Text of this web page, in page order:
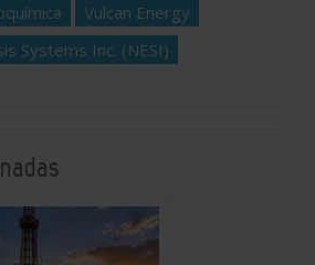
Vulcan Energy
Systems Inc. (NESI)